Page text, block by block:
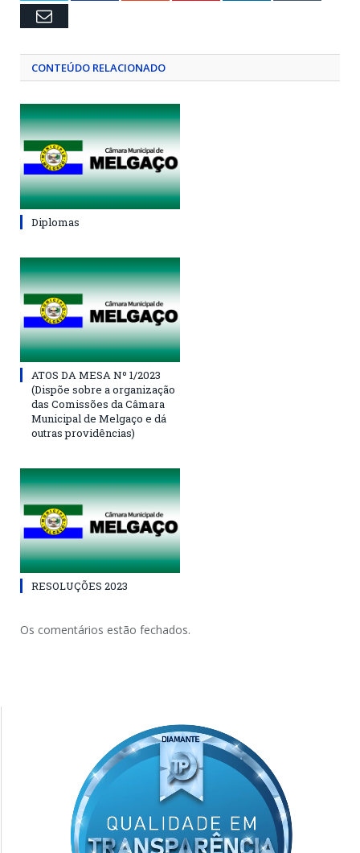
Email
CONTEÚDO RELACIONADO
Diplomas
ATOS DA MESA Nº 1/2023
(Dispõe sobre a organização
das Comissões da Câmara
Municipal de Melgaço e dá
outras providências)
RESOLUÇÕES 2023
Os comentários estão fechados.